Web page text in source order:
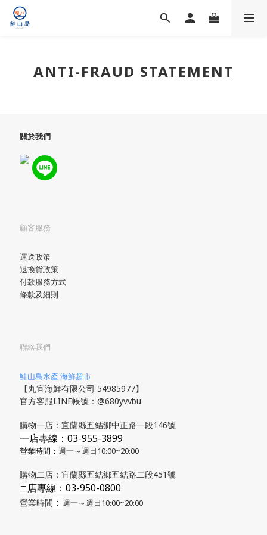
ANTI-FRAUD STATEMENT
關於我們
顧客服務
運送政策
退換貨政策
付款服務方式
條款及細則
聯絡我們
鮭山島水產 海鮮超市
【丸宜海鮮有限公司 54985977】
官方客服LINE帳號：@680yvvbu
購物一店：宜蘭縣五結鄉中正路一段146號
一店專線：03-955-3899
營業時間： 週一～週日10:00~20:00
購物二店：宜蘭縣五結鄉五結路二段451號
​二店專線 ：03-950-0800
營業時間 ： 週一～週日10:00~20:00